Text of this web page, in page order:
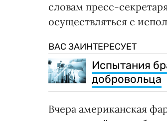
словам пресс-
осуществляться с
ВАС ЗАИНТЕРЕСУЕТ
Испытания
добровольца
Вчера американская